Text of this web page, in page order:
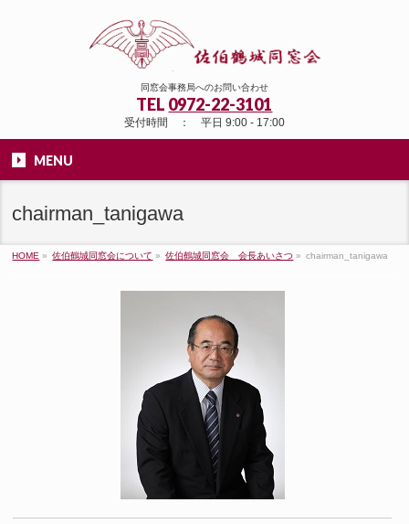
同窓会事務局へのお問い合わせ
TEL 0972-22-3101
受付時間 ： 平日 9:00 - 17:00
MENU
chairman_tanigawa
HOME » 佐伯鶴城同窓会について » 佐伯鶴城同窓会 会長あいさつ » chairman_tanigawa